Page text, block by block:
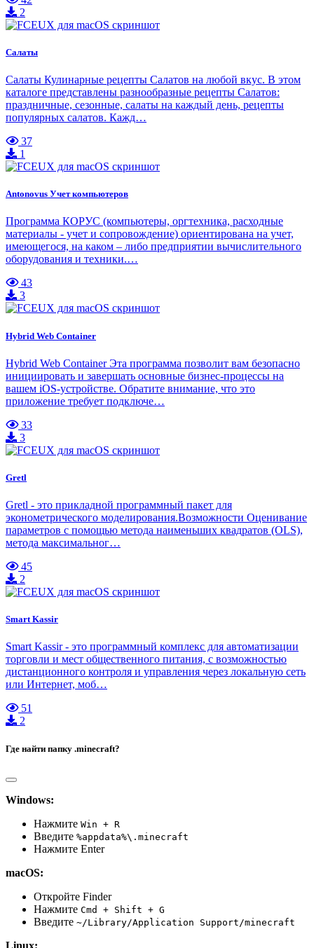
2
Салаты
Салаты Кулинарные рецепты Салатов на любой вкус. В этом
каталоге представлены разнообразные рецепты Салатов:
праздничные, сезонные, салаты на каждый день, рецепты
популярных салатов. Кажд…
37
1
Antonovus Учет компьютеров
Программа КОРУС (компьютеры, оргтехника, расходные
материалы - учет и сопровождение) ориентирована на учет,
имеющегося, на каком – либо предприятии вычислительного
оборудования и техники.…
43
3
Hybrid Web Container
Hybrid Web Container Эта программа позволит вам безопасно
инициировать и завершать основные бизнес-процессы на
вашем iOS-устройстве. Обратите внимание, что это
приложение требует подключе…
33
3
Gretl
Gretl - это прикладной программный пакет для
эконометрического моделирования.Возможности Оценивание
параметров с помощью метода наименьших квадратов (OLS),
метода максимальног…
45
2
Smart Kassir
Smart Kassir - это программный комплекс для автоматизации
торговли и мест общественного питания, с возможностью
дистанционного контроля и управления через локальную сеть
или Интернет, моб…
51
2
Где найти папку .minecraft?
Windows:
Нажмите Win + R
Введите %appdata%\.minecraft
Нажмите Enter
macOS:
Откройте Finder
Нажмите Cmd + Shift + G
Введите ~/Library/Application Support/minecraft
Linux: